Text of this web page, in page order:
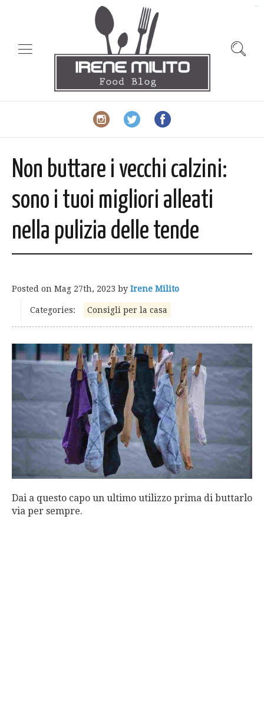
Non buttare i vecchi calzini:
sono i tuoi migliori alleati
nella pulizia delle tende
Posted on Mag 27th, 2023 by Irene Milito
Categories: Consigli per la casa
Dai a questo capo un ultimo utilizzo prima di buttarlo
via per sempre.